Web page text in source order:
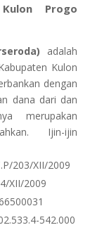
Progo
adalah
Kulon
dengan
dana dari dan
merupakan
Ijin-ijin
203/XII/2009
XII/2009
542.000